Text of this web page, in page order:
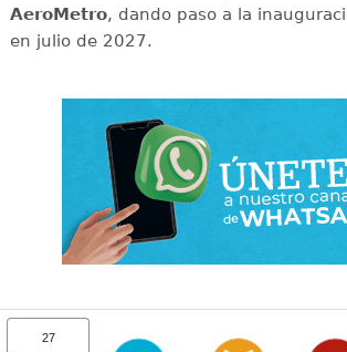
AeroMetro, dando paso a la
en julio de 2027.
27